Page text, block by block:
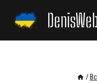
содержанию
/